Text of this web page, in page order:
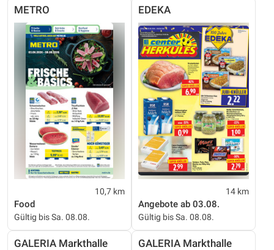
METRO
10,7 km
Food
Gültig bis Sa. 08.08.
EDEKA
14 km
Angebote ab 03.08.
Gültig bis Sa. 08.08.
GALERIA Markthalle GALERIA Markthalle